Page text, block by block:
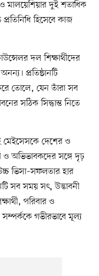
ও মালয়েশিয়ার দুই শতাধিক
প্রতিনিধি হিসেবে কাজ
দল শিক্ষার্থীদের
প্রতিষ্ঠানটি
তোলে, যেন তাঁরা সব
সঠিক সিদ্ধান্ত নিতে
মেইসেসকে দেশের ও
ও অভিভাবকদের সঙ্গে দৃঢ়
ভিসা–সফলতার হার
সব সময় সৎ, উদ্ভাবনী
পরিবার ও
সম্পর্ককে গভীরভাবে মূল্য